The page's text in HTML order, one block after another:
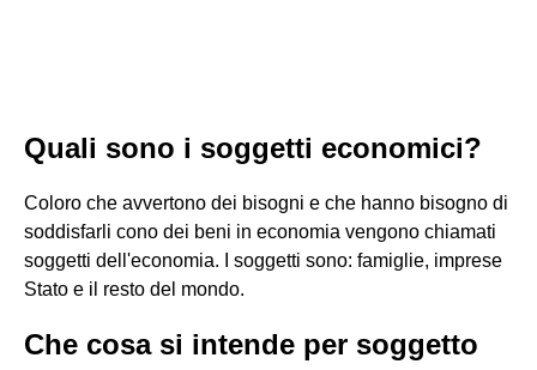
Quali sono i soggetti economici?
Coloro che avvertono dei bisogni e che hanno bisogno di
soddisfarli cono dei beni in economia vengono chiamati
soggetti dell'economia. I soggetti sono: famiglie, imprese
Stato e il resto del mondo.
Che cosa si intende per soggetto